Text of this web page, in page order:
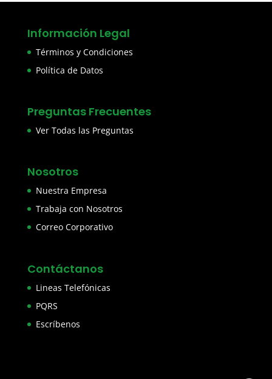
Información Legal
Términos y Condiciones
Política de Datos
Preguntas Frecuentes
Ver Todas las Preguntas
Nosotros
Nuestra Empresa
Trabaja con Nosotros
Correo Corporativo
Contáctanos
Lineas Telefónicas
PQRS
Escríbenos